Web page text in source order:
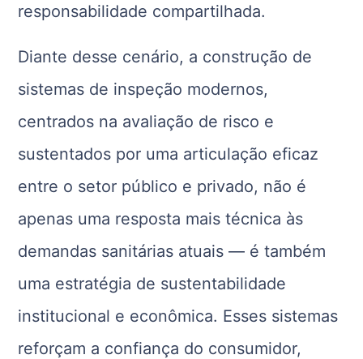
responsabilidade compartilhada.
Diante desse cenário, a construção de
sistemas de inspeção modernos,
centrados na avaliação de risco e
sustentados por uma articulação eficaz
entre o setor público e privado, não é
apenas uma resposta mais técnica às
demandas sanitárias atuais — é também
uma estratégia de sustentabilidade
institucional e econômica. Esses sistemas
reforçam a confiança do consumidor,